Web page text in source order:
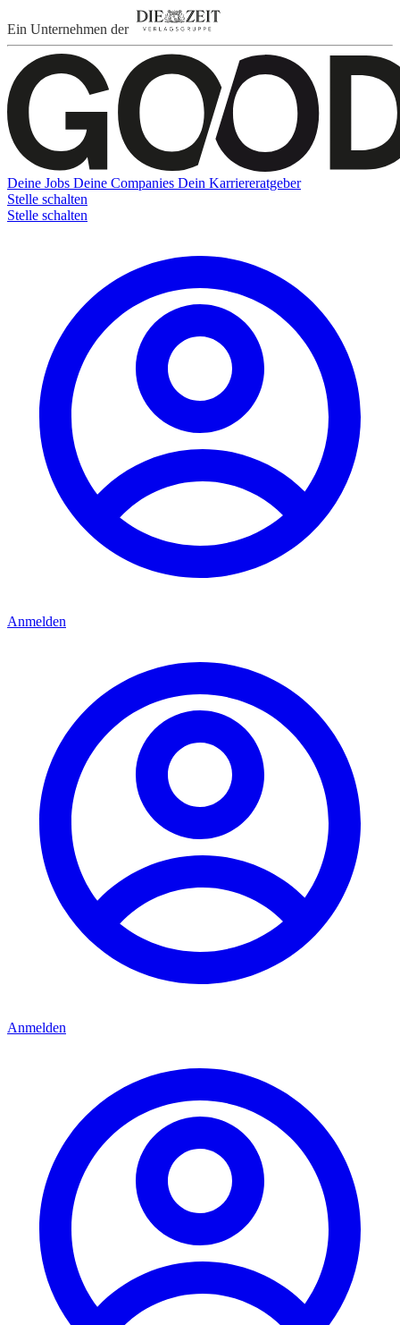
Ein Unternehmen der
Deine Jobs Deine Companies Dein Karriereratgeber
Stelle schalten
Stelle schalten
Anmelden
Anmelden